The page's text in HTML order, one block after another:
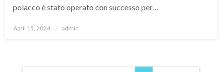
polacco è stato operato con successo per…
Posted
April 15, 2024 admin
Posts